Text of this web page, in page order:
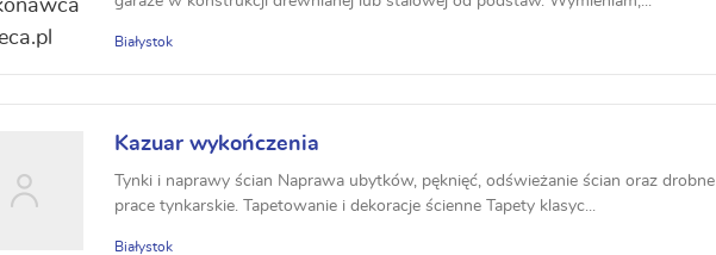
Białystok
Kazuar wykończenia
Tynki i naprawy ścian Naprawa ubytków, pęknięć, odświeżanie ścian oraz drobne
prace tynkarskie. Tapetowanie i dekoracje ścienne Tapety klasyc...
Białystok